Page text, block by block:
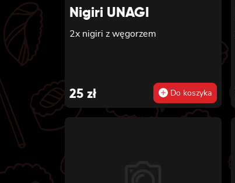
Nigiri UNAGI
2x nigiri z węgorzem
25 zł Do koszyka